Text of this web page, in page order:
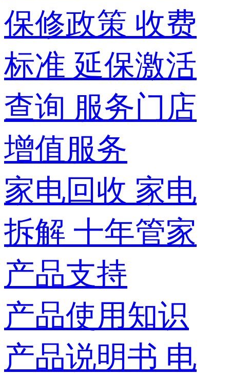
保修政策 收费
标准 延保激活
查询 服务门店
增值服务
家电回收 家电
拆解 十年管家
产品支持
产品使用知识
产品说明书 电